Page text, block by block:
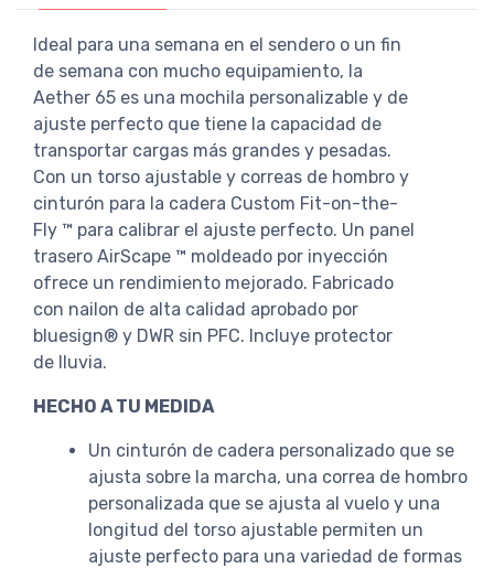
Ideal para una semana en el sendero o un fin
de semana con mucho equipamiento, la
Aether 65 es una mochila personalizable y de
ajuste perfecto que tiene la capacidad de
transportar cargas más grandes y pesadas.
Con un torso ajustable y correas de hombro y
cinturón para la cadera Custom Fit-on-the-
Fly ™ para calibrar el ajuste perfecto. Un panel
trasero AirScape ™ moldeado por inyección
ofrece un rendimiento mejorado. Fabricado
con nailon de alta calidad aprobado por
bluesign® y DWR sin PFC. Incluye protector
de lluvia.
HECHO A TU MEDIDA
Un cinturón de cadera personalizado que se
ajusta sobre la marcha, una correa de hombro
personalizada que se ajusta al vuelo y una
longitud del torso ajustable permiten un
ajuste perfecto para una variedad de formas